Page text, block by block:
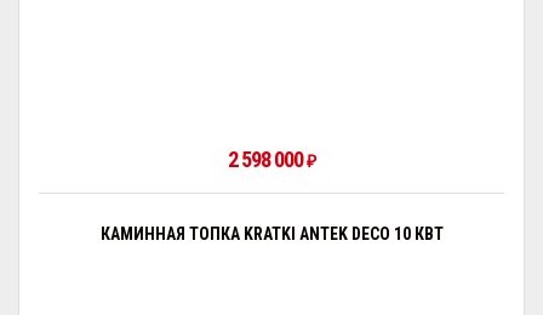
2 598 000 ₽
КАМИННАЯ ТОПКА KRATKI ANTEK DECO 10 КВТ